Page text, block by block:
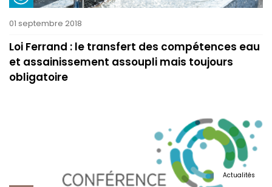
01 septembre 2018
Loi Ferrand : le transfert des compétences eau
et assainissement assoupli mais toujours
obligatoire
Actualités